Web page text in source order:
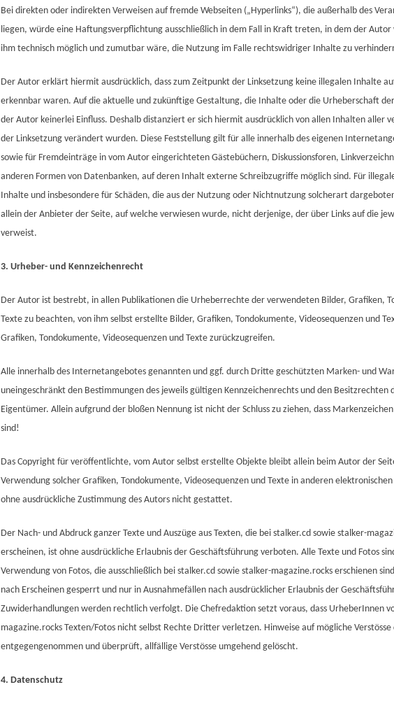
Bei direkten oder indirekten Verweisen auf fremde Webseiten („Hyperlinks“), die außerhalb des
liegen, würde eine Haftungsverpflichtung ausschließlich in dem Fall in Kraft treten, in dem der
ihm technisch möglich und zumutbar wäre, die Nutzung im Falle rechtswidriger Inhalte zu
Der Autor erklärt hiermit ausdrücklich, dass zum Zeitpunkt der Linksetzung keine illegalen Inhalte
erkennbar waren. Auf die aktuelle und zukünftige Gestaltung, die Inhalte oder die Urheberschaft
der Autor keinerlei Einfluss. Deshalb distanziert er sich hiermit ausdrücklich von allen Inhalten aller
der Linksetzung verändert wurden. Diese Feststellung gilt für alle innerhalb des eigenen
sowie für Fremdeinträge in vom Autor eingerichteten Gästebüchern, Diskussionsforen,
anderen Formen von Datenbanken, auf deren Inhalt externe Schreibzugriffe möglich sind. Für
Inhalte und insbesondere für Schäden, die aus der Nutzung oder Nichtnutzung solcherart
allein der Anbieter der Seite, auf welche verwiesen wurde, nicht derjenige, der über Links auf die
verweist.
3. Urheber- und Kennzeichenrecht
Der Autor ist bestrebt, in allen Publikationen die Urheberrechte der verwendeten Bilder, Grafiken,
Texte zu beachten, von ihm selbst erstellte Bilder, Grafiken, Tondokumente, Videosequenzen und
Grafiken, Tondokumente, Videosequenzen und Texte zurückzugreifen.
Alle innerhalb des Internetangebotes genannten und ggf. durch Dritte geschützten Marken- und
uneingeschränkt den Bestimmungen des jeweils gültigen Kennzeichenrechts und den
Eigentümer. Allein aufgrund der bloßen Nennung ist nicht der Schluss zu ziehen, dass
sind!
Das Copyright für veröffentlichte, vom Autor selbst erstellte Objekte bleibt allein beim Autor der
Verwendung solcher Grafiken, Tondokumente, Videosequenzen und Texte in anderen
ohne ausdrückliche Zustimmung des Autors nicht gestattet.
Der Nach- und Abdruck ganzer Texte und Auszüge aus Texten, die bei stalker.cd sowie stalker-
erscheinen, ist ohne ausdrückliche Erlaubnis der Geschäftsführung verboten. Alle Texte und Fotos
Verwendung von Fotos, die ausschließlich bei stalker.cd sowie stalker-magazine.rocks erschienen
nach Erscheinen gesperrt und nur in Ausnahmefällen nach ausdrücklicher Erlaubnis der
Zuwiderhandlungen werden rechtlich verfolgt. Die Chefredaktion setzt voraus, dass UrheberInnen
magazine.rocks Texten/Fotos nicht selbst Rechte Dritter verletzen. Hinweise auf mögliche
entgegengenommen und überprüft, allfällige Verstösse umgehend gelöscht.
4. Datenschutz